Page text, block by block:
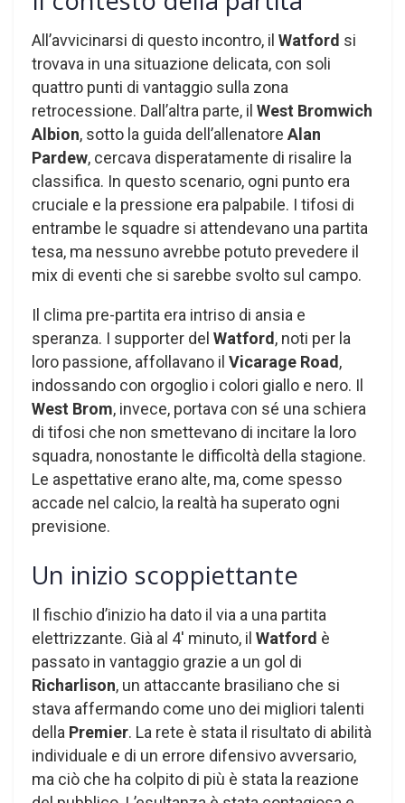
All’avvicinarsi di questo incontro, il Watford si
trovava in una situazione delicata, con soli
quattro punti di vantaggio sulla zona
retrocessione. Dall’altra parte, il West Bromwich
Albion, sotto la guida dell’allenatore Alan
Pardew, cercava disperatamente di risalire la
classifica. In questo scenario, ogni punto era
cruciale e la pressione era palpabile. I tifosi di
entrambe le squadre si attendevano una partita
tesa, ma nessuno avrebbe potuto prevedere il
mix di eventi che si sarebbe svolto sul campo.
Il clima pre-partita era intriso di ansia e
speranza. I supporter del Watford , noti per la
loro passione, affollavano il Vicarage Road ,
indossando con orgoglio i colori giallo e nero. Il
West Brom, invece, portava con sé una schiera
di tifosi che non smettevano di incitare la loro
squadra, nonostante le difficoltà della stagione.
Le aspettative erano alte, ma, come spesso
accade nel calcio, la realtà ha superato ogni
previsione.
Un inizio scoppiettante
Il fischio d’inizio ha dato il via a una partita
elettrizzante. Già al 4′ minuto, il Watford è
passato in vantaggio grazie a un gol di
Richarlison, un attaccante brasiliano che si
stava affermando come uno dei migliori talenti
della Premier. La rete è stata il risultato di abilità
individuale e di un errore difensivo avversario,
ma ciò che ha colpito di più è stata la reazione